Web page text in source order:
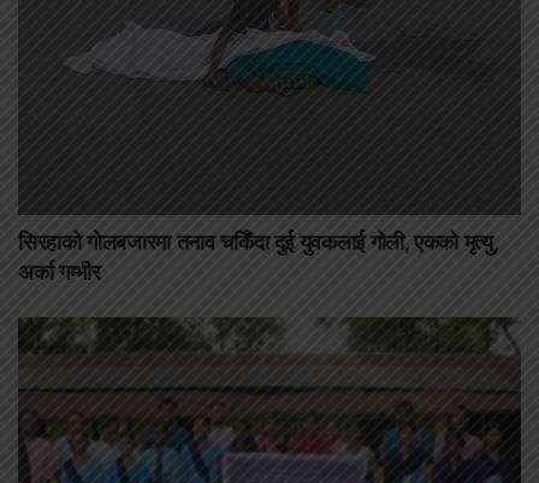
सिरहाको गोलबजारमा तनाव चर्किँदा दुई युवकलाई गोली, एकको मृत्यु,
अर्का गम्भीर